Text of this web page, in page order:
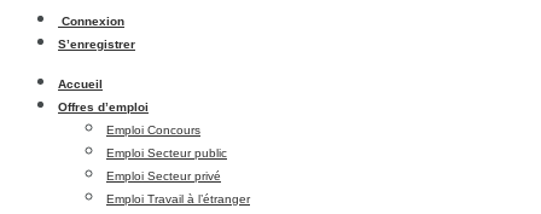
Connexion
S’enregistrer
Accueil
Offres d’emploi
Emploi Concours
Emploi Secteur public
Emploi Secteur privé
Emploi Travail à l’étranger